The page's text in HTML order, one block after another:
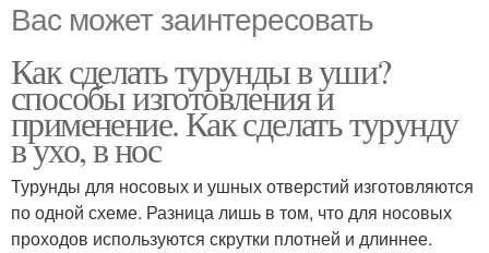
Вас может заинтересовать
Как сделать турунды в уши?
способы изготовления и
применение. Как сделать турунду
в ухо, в нос
Турунды для носовых и ушных отверстий изготовляются
по одной схеме. Разница лишь в том, что для носовых
проходов используются скрутки плотней и длиннее.